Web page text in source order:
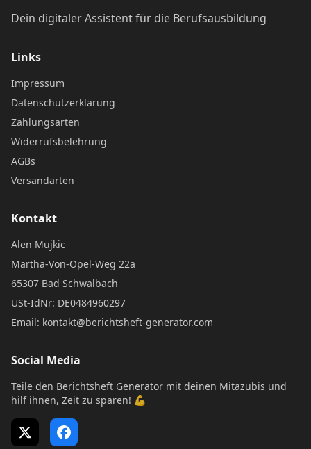
Dein digitaler Assistent für die Berufsausbildung
Links
Impressum
Datenschutzerklärung
Zahlungsarten
Widerrufsbelehrung
AGBs
Versandarten
Kontakt
Alen Mujkic
Martha-Von-Opel-Weg 22a
65307 Bad Schwalbach
USt-IdNr: DE0484960297
Email: kontakt@berichtsheft-generator.com
Social Media
Teile den Berichtsheft Generator mit deinen Mitazubis und
hilf ihnen, Zeit zu sparen! 💪
X (Twitter)Facebook